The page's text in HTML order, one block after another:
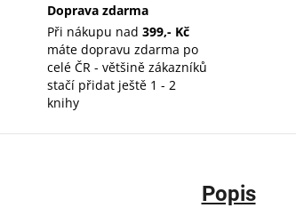
Doprava zdarma
Při nákupu nad 399,- Kč
máte dopravu zdarma po
celé ČR - většině zákazníků
stačí přidat ještě 1 - 2
knihy
Popis